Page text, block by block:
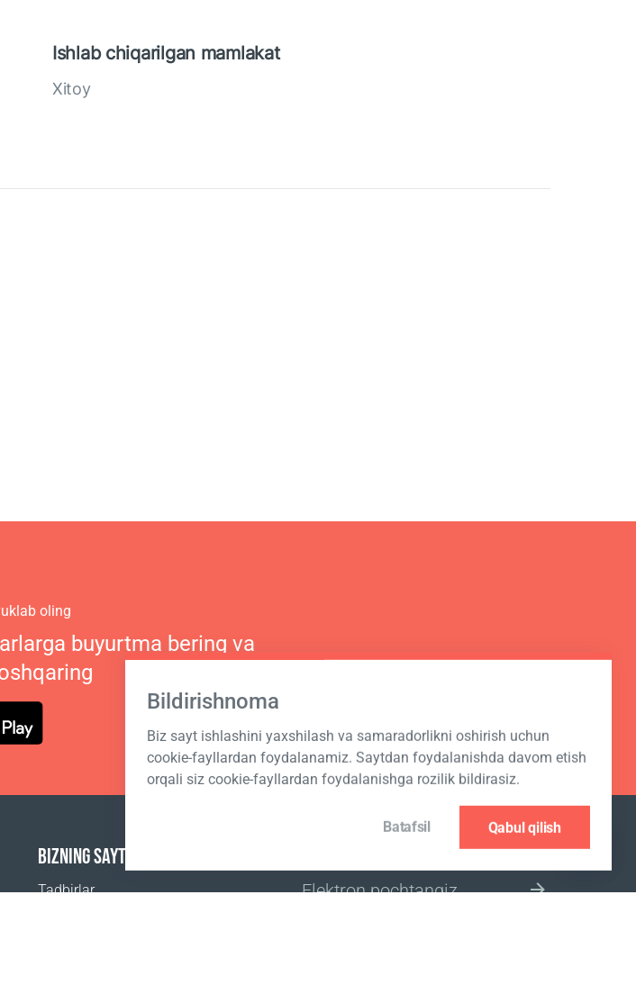
Ishlab chiqarilgan mamlakat
Xitoy
Bildirishnoma
Biz sayt ishlashini yaxshilash va samaradorlikni oshirish uchun
cookie-fayllardan foydalanamiz. Saytdan foydalanishda davom etish
orqali siz cookie-fayllardan foydalanishga rozilik bildirasiz.
Batafsil Qabul qilish
oling
buyurtma bering va
BIZNING SAYTLARIMIZ
Tadbirlar
JO‘NATMAGA OBUNA BO‘LISH